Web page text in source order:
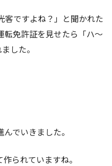
客ですよね？」と聞かれた
転免許証を見せたら「ハ～
した。
でいきました。
られていますね。